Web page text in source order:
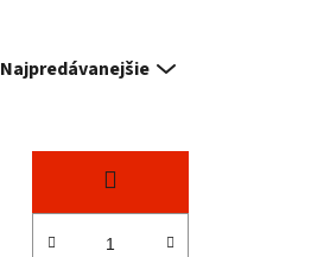
Najpredávanejšie